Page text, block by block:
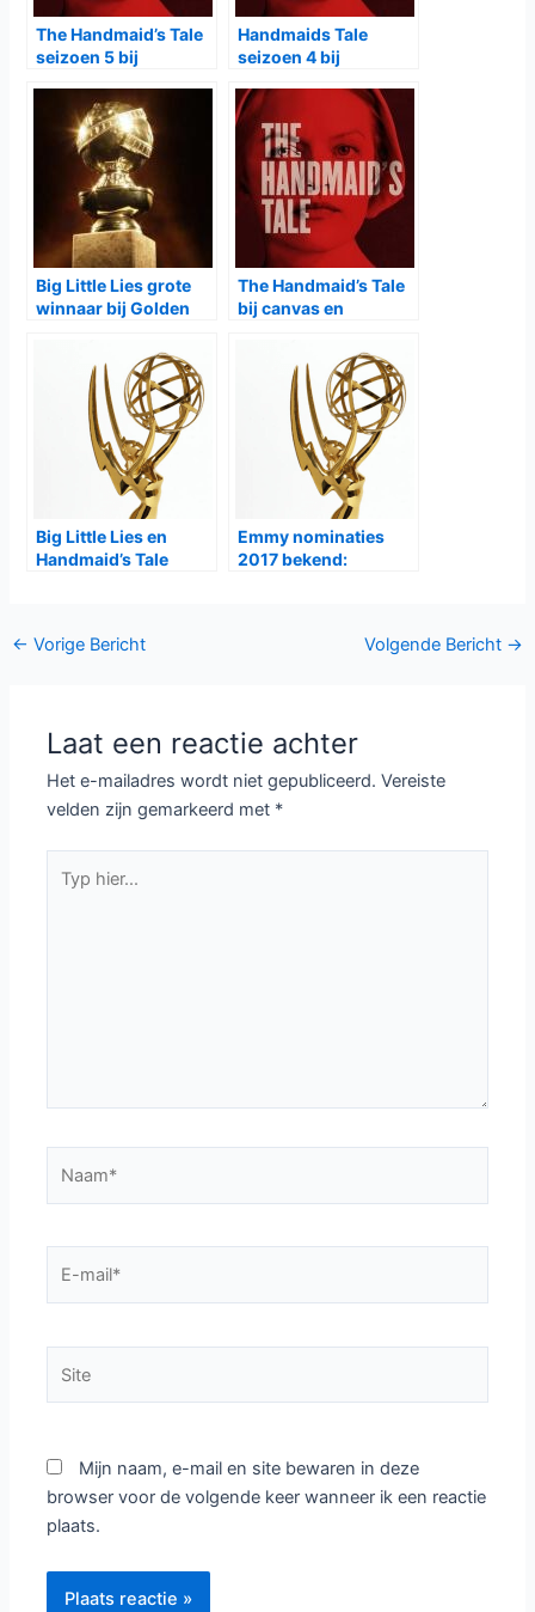
The Handmaid’s Tale
seizoen 5 bij
Handmaids Tale
seizoen 4 bij
Big Little Lies grote
winnaar bij Golden
The Handmaid’s Tale
bij canvas en
Big Little Lies en
Handmaid’s Tale
Emmy nominaties
2017 bekend:
Bericht
← Vorige Bericht Volgende Bericht →
Laat een reactie achter
Het e-mailadres wordt niet gepubliceerd. Vereiste
velden zijn gemarkeerd met *
hier...
mail*
Mijn naam, e-mail en site bewaren in deze
browser voor de volgende keer wanneer ik een reactie
plaats.